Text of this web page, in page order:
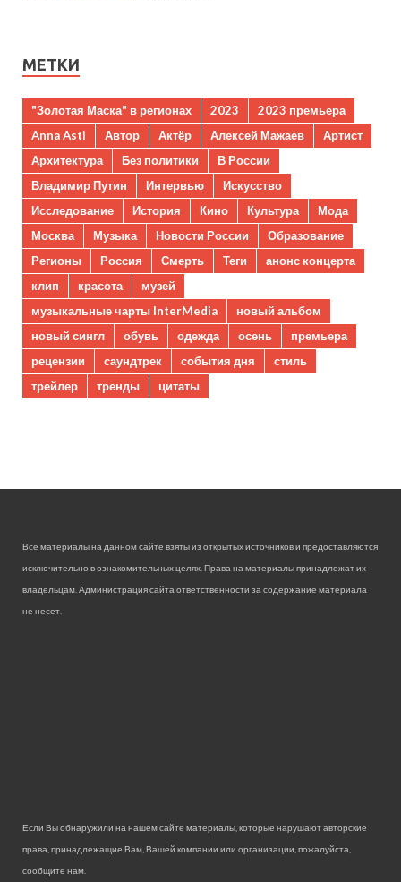
МЕТКИ
"Золотая Маска" в регионах 2023
2023 премьера
Anna Asti
Автор Актёр Алексей Мажаев
Артист
Архитектура
Без политики
В России
Владимир Путин
Интервью
Искусство
Исследование
История Кино Культура
Мода
Москва
Музыка Новости России
Образование
Регионы
Россия Смерть Теги
анонс концерта
клип
красота
музей
музыкальные чарты InterMedia
новый альбом
новый сингл
обувь одежда осень
премьера
рецензии
саундтрек события дня
стиль
трейлер
тренды цитаты
Все материалы на данном сайте взяты из открытых источников и предоставляются
исключительно в ознакомительных целях. Права на материалы принадлежат их
владельцам. Администрация сайта ответственности за содержание материала
не несет.
Если Вы обнаружили на нашем сайте материалы, которые нарушают авторские
права, принадлежащие Вам, Вашей компании или организации, пожалуйста,
сообщите нам.